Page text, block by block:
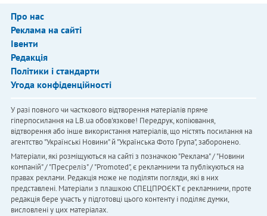
Про нас
Реклама на сайті
Івенти
Редакція
Політики і стандарти
Угода конфіденційності
У разі повного чи часткового відтворення матеріалів пряме
гіперпосилання на LB.ua обов'язкове! Передрук, копіювання,
відтворення або інше використання матеріалів, що містять посилання на
агентство "Українськi Новини" й "Українська Фото Група", заборонено.
Матеріали, які розміщуються на сайті з позначкою "Реклама" / "Новини
компаній" / "Пресреліз" / "Promoted", є рекламними та публікуються на
правах реклами. Редакція може не поділяти погляди, які в них
представлені. Матеріали з плашкою СПЕЦПРОЄКТ є рекламними, проте
редакція бере участь у підготовці цього контенту і поділяє думки,
висловлені у цих матеріалах.